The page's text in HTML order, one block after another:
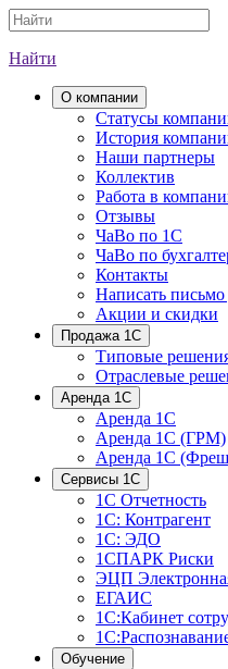
Найти
О компании
Cтатусы
История
Наши партнеры
Коллектив
Работа в
Отзывы
ЧаВо по 1С
ЧаВо по
Контакты
Написать письмо
Акции и скидки
Продажа 1С
Типовые
Отраслевые
Аренда 1С
Аренда 1С
Аренда 1С (ГРМ)
Аренда 1С
Сервисы 1С
1С Отчетность
1С: Контрагент
1С: ЭДО
1СПАРК Риски
ЭЦП
ЕГАИС
1С:Кабинет
Обучение